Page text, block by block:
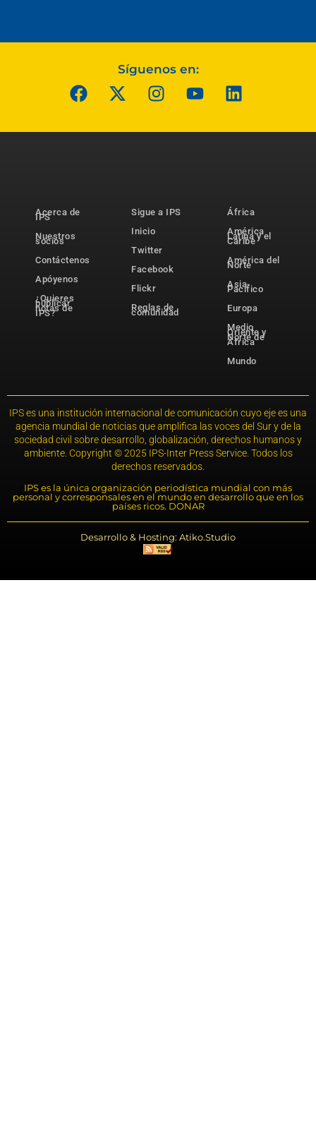
Síguenos en:
Acerca de
IPS
Nuestros
socios
Contáctenos
Apóyenos
¿Quieres
publicar
notas de
IPS?
Sigue a IPS
Inicio
Twitter
Facebook
Flickr
Reglas de
comunidad
África
América
Latina y el
Caribe
América del
Norte
Asia-
Pacífico
Europa
Medio
Oriente y
Norte de
África
Mundo
IPS es una institución internacional de comunicación cuyo eje es una
agencia mundial de noticias que amplifica las voces del Sur y de la
sociedad civil sobre desarrollo, globalización, derechos humanos y
ambiente. Copyright © 2025 IPS-Inter Press Service. Todos los
derechos reservados.
IPS es la única organización periodística mundial con más
personal y corresponsales en el mundo en desarrollo que en los
países ricos. DONAR
Desarrollo & Hosting: Atiko.Studio